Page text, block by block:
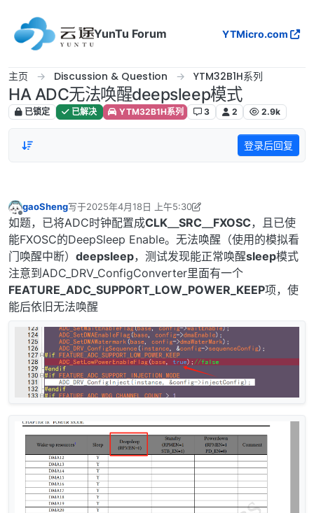
YunTu Forum
YTMicro.com
主页 Discussion & Question YTM32B1H系列
HA ADC无法唤醒deepsleep模式
已锁定 已解决 YTM32B1H系列 3 2 2.9k
登录后回复
离线
gaoSheng写于2025年4月18日 上午5:30
最后由 gaoSheng 编辑 2025年4月18日 下午1:35
如题，已将ADC时钟配置成CLK＿SRC＿FXOSC，且已使
能FXOSC的DeepSleep Enable。无法唤醒（使用的模拟看
门唤醒中断） deepsleep，测试发现能正常唤醒sleep模式
注意到ADC_DRV_ConfigConverter里面有一个
FEATURE_ADC_SUPPORT_LOW_POWER_KEEP项，使
能后依旧无法唤醒